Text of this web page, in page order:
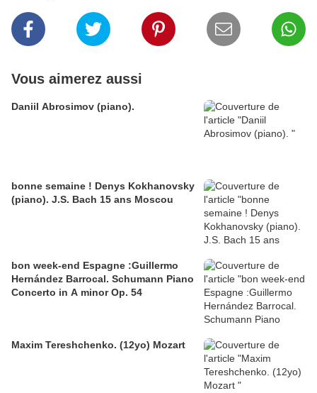
Vous aimerez aussi
Daniil Abrosimov (piano).
bonne semaine ! Denys Kokhanovsky
(piano). J.S. Bach 15 ans Moscou
bon week-end Espagne :Guillermo
Hernández Barrocal. Schumann Piano
Concerto in A minor Op. 54
Maxim Tereshchenko. (12yo) Mozart